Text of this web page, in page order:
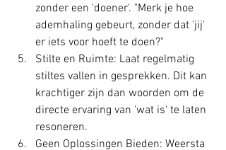
zonder een 'doener'. "Merk je hoe
ademhaling gebeurt, zonder dat 'jij'
er iets voor hoeft te doen?"
Stilte en Ruimte: Laat regelmatig
stiltes vallen in gesprekken. Dit kan
krachtiger zijn dan woorden om de
directe ervaring van 'wat is' te laten
resoneren.
Geen Oplossingen Bieden: Weersta